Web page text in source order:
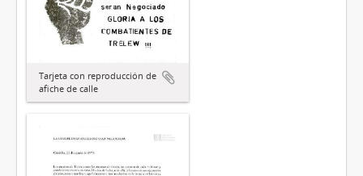
Tarjeta con reproducción de
afiche de calle